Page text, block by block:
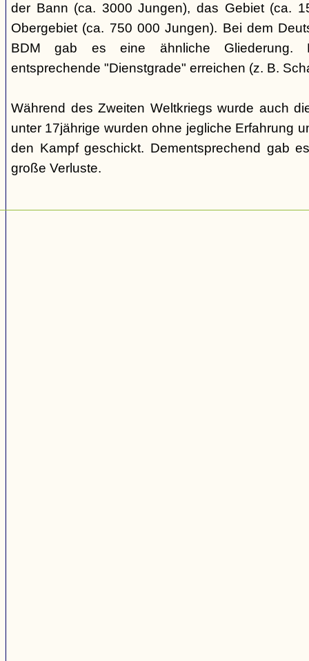
der Bann (ca. 3000 Jungen), das Gebiet (ca.
Obergebiet (ca. 750 000 Jungen). Bei dem
BDM gab es eine ähnliche Gliederung.
entsprechende "Dienstgrade" erreichen (z. B.
Während des Zweiten Weltkriegs wurde auch
unter 17jährige wurden ohne jegliche Erfahrung
den Kampf geschickt. Dementsprechend gab
große Verluste.